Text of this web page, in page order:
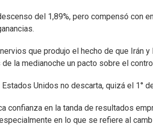
del 1,89%, pero compensó con
que produjo el hecho de que Irán
la medianoche un pacto sobre el
Unidos no descarta, quizá el 1°
confianza en la tanda de resultados
en lo que se refiere al